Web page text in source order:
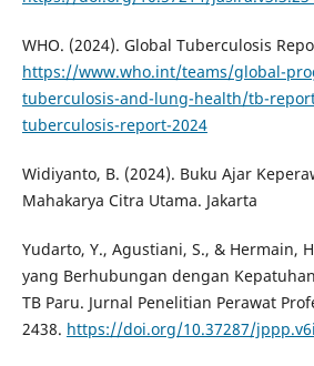
WHO. (2024). Global Tuberculosis
https://www.who.int/teams/global-
tuberculosis-and-lung-health/tb-
tuberculosis-report-2024
Widiyanto, B. (2024). Buku Ajar
Mahakarya Citra Utama. Jakarta
Yudarto, Y., Agustiani, S., & Hermain,
yang Berhubungan dengan
TB Paru. Jurnal Penelitian Perawat
2438. https://doi.org/10.37287/